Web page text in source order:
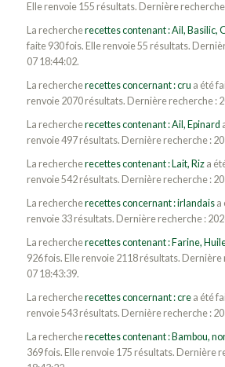
Elle renvoie 155 résultats. Dernière
La rechercherecettes contenant : Ail, Basilic,
faite 930 fois. Elle renvoie 55 résultats.
07 18:44:02.
La rechercherecettes concernant : cru a été
renvoie 2070 résultats. Dernière recherche :
La rechercherecettes contenant : Ail, Epinard
renvoie 497 résultats. Dernière recherche :
La rechercherecettes contenant : Lait, Riza
renvoie 542 résultats. Dernière recherche :
La rechercherecettes concernant : irlandaisa
renvoie 33 résultats. Dernière recherche :
La rechercherecettes contenant : Farine,
926 fois. Elle renvoie 2118 résultats.
07 18:43:39.
La rechercherecettes concernant : crea été
renvoie 543 résultats. Dernière recherche :
La rechercherecettes contenant : Bambou,
369 fois. Elle renvoie 175 résultats. Dernière